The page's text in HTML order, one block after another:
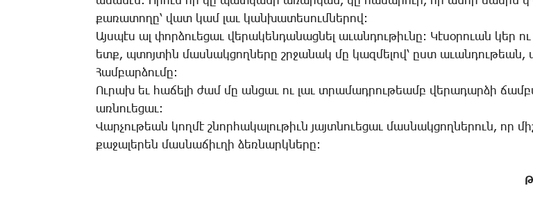
քա­ռա­տո­ղը՝ վատ կամ լաւ կան­խա­տե­սում­նե­րով:
Այս­պէս ալ փոր­ձո­ւե­ցաւ վե­րա­կեն­դա­նաց­նել ա­ւան­դու­թիւ­նը: Կէ­սօ­րո­ւան կեր ու
ետք, պտոյ­տին մաս­նակ­ցող­նե­րը շրջա­նակ մը կազ­մե­լով՝ ըստ ա­ւան­դու­թեան,
Համ­բար­ձու­մը:
Ու­րախ եւ հա­ճե­լի ժամ մը ան­ցաւ ու լաւ տրա­մադ­րու­թեամբ վե­րա­դար­ձի
առ­նո­ւե­ցաւ:
Վար­չու­թեան կող­մէ շնոր­հա­կա­լու­թիւն յայտ­նո­ւե­ցաւ մաս­նակ­ցող­նե­րուն, որ
քա­ջա­լե­րեն մաս­նա­ճիւ­ղի ձեռ­նարկ­նե­րը: